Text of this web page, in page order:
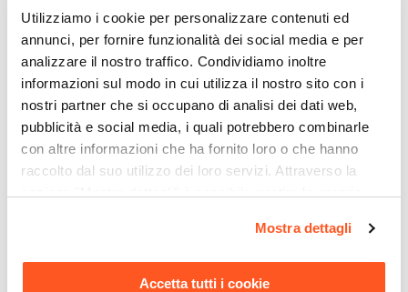
Utilizziamo i cookie per personalizzare contenuti ed
annunci, per fornire funzionalità dei social media e per
analizzare il nostro traffico. Condividiamo inoltre
informazioni sul modo in cui utilizza il nostro sito con i
nostri partner che si occupano di analisi dei dati web,
pubblicità e social media, i quali potrebbero combinarle
con altre informazioni che ha fornito loro o che hanno
raccolto dal suo utilizzo dei loro servizi. Attraverso la
momento. Per maggiori informazioni si invita a leggere la
Mostra dettagli
Accetta tutti i cookie
Finitura Anta
Opaco
Anticalcare
Si
Spessore Anta
6 mm
Materiale Profilo
Composizione doccia
Jacuzzi - Rubinetteria Brera
con braccio soffione
doccetta e miscelatore
€ 176,00
Colonna doccia
termostatica cromata con
doccetta e soffione 24 cm
€ 114,00